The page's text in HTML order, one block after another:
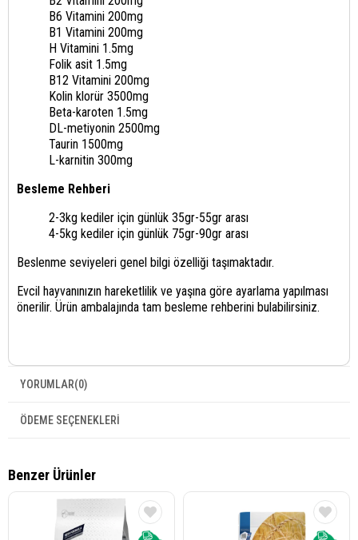
B6 Vitamini 200mg
B1 Vitamini 200mg
H Vitamini 1.5mg
Folik asit 1.5mg
B12 Vitamini 200mg
Kolin klorür 3500mg
Beta-karoten 1.5mg
DL-metiyonin 2500mg
Taurin 1500mg
L-karnitin 300mg
Besleme Rehberi
2-3kg kediler için günlük 35gr-55gr arası
4-5kg kediler için günlük 75gr-90gr arası
Beslenme seviyeleri genel bilgi özelliği taşımaktadır.
Evcil hayvanınızın hareketlilik ve yaşına göre ayarlama yapılması
önerilir. Ürün ambalajında tam besleme rehberini bulabilirsiniz.
YORUMLAR(0)
ÖDEME SEÇENEKLERI
Benzer Ürünler